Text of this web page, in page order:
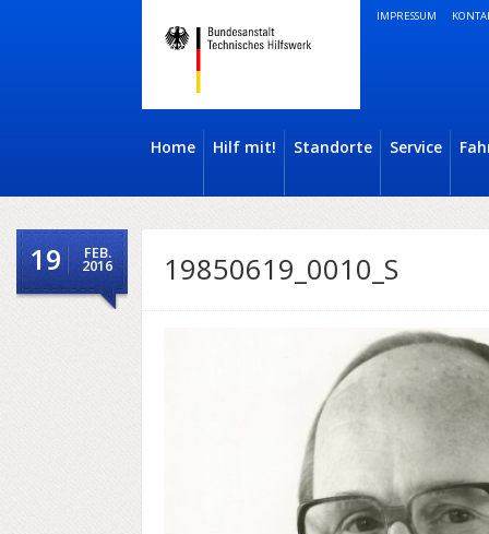
IMPRESSUM
Home Hilf mit! Standorte Service
19 FEB.
2016 19850619_0010_S